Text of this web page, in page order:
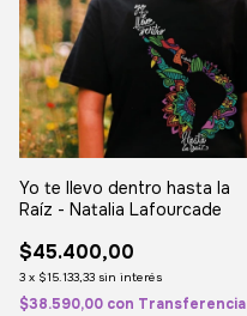
Yo te llevo dentro hasta la
Raíz - Natalia Lafourcade
$45.400,00
3 x $15.133,33 sin interés
$38.590,00 con Transferencia